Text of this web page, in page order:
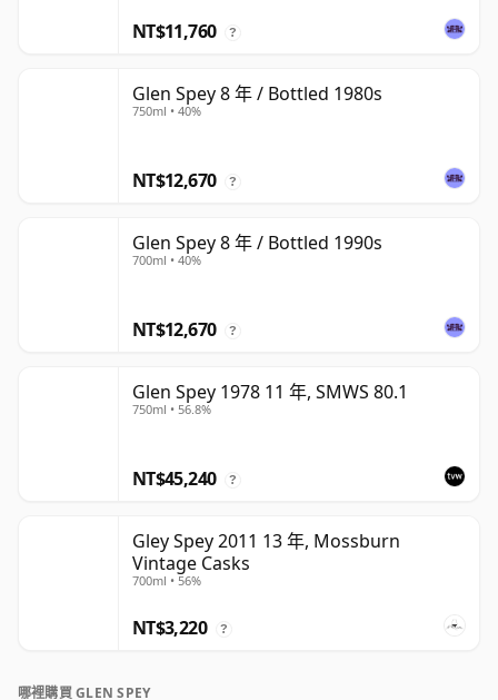
NT$11,760 ?
Glen Spey 8 年 / Bottled 1980s
750ml • 40%
NT$12,670 ?
Glen Spey 8 年 / Bottled 1990s
700ml • 40%
NT$12,670 ?
Glen Spey 1978 11 年, SMWS 80.1
750ml • 56.8%
NT$45,240 ?
Gley Spey 2011 13 年, Mossburn
Vintage Casks
700ml • 56%
NT$3,220 ?
哪裡購買 GLEN SPEY